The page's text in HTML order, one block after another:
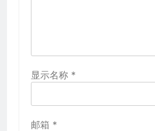
显示名称 *
邮箱 *